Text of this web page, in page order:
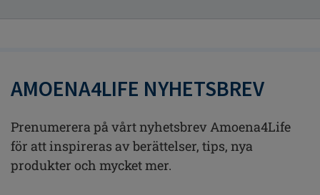
AMOENA4LIFE NYHETSBREV
Prenumerera på vårt nyhetsbrev Amoena4Life
för att inspireras av berättelser, tips, nya
produkter och mycket mer.